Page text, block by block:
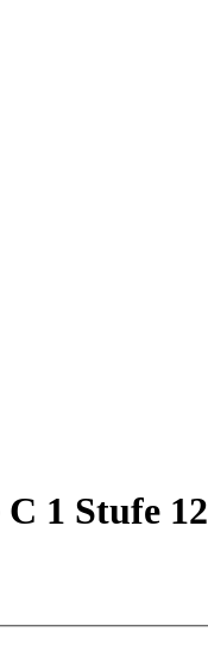
1 Stufe 12